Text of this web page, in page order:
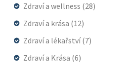
Zdraví a wellness (28)
Zdraví a krása (12)
Zdraví a lékařství(7)
Zdraví a Krása (6)